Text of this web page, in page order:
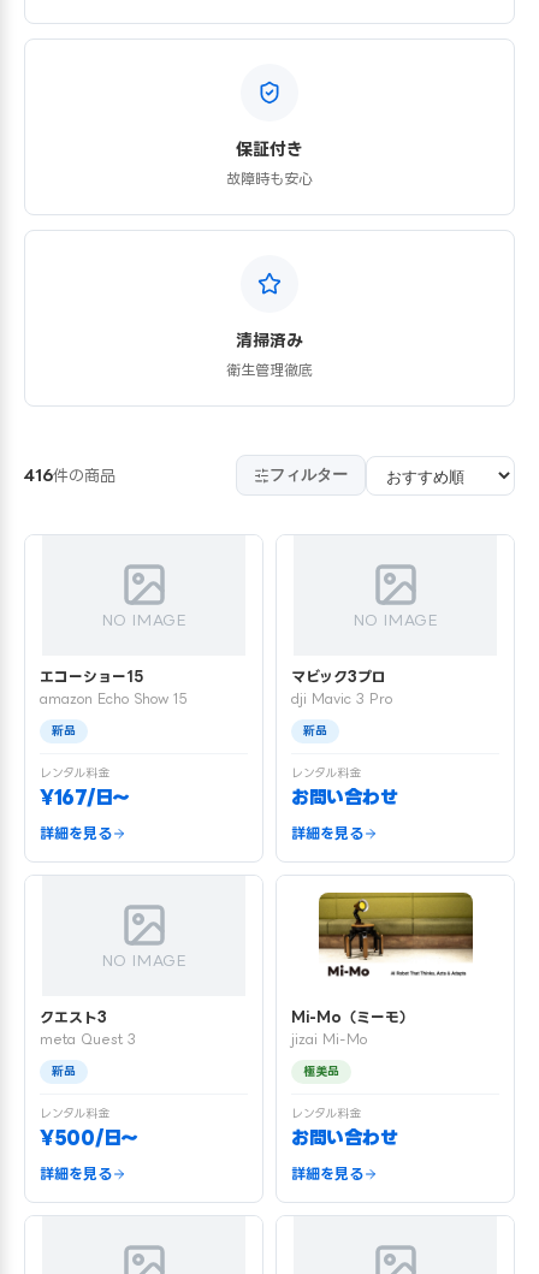
保証付き
故障時も安心
清掃済み
衛生管理徹底
416件の商品 フィルター
NO IMAGE
エコーショー15
amazon Echo Show 15
新品
レンタル料金
¥167/日〜
詳細を見る
NO IMAGE
マビック3プロ
dji Mavic 3 Pro
新品
レンタル料金
お問い合わせ
詳細を見る
NO IMAGE
クエスト3
meta Quest 3
新品
レンタル料金
¥500/日〜
詳細を見る
Mi-Mo（ミーモ）
jizai Mi-Mo
極美品
レンタル料金
お問い合わせ
詳細を見る